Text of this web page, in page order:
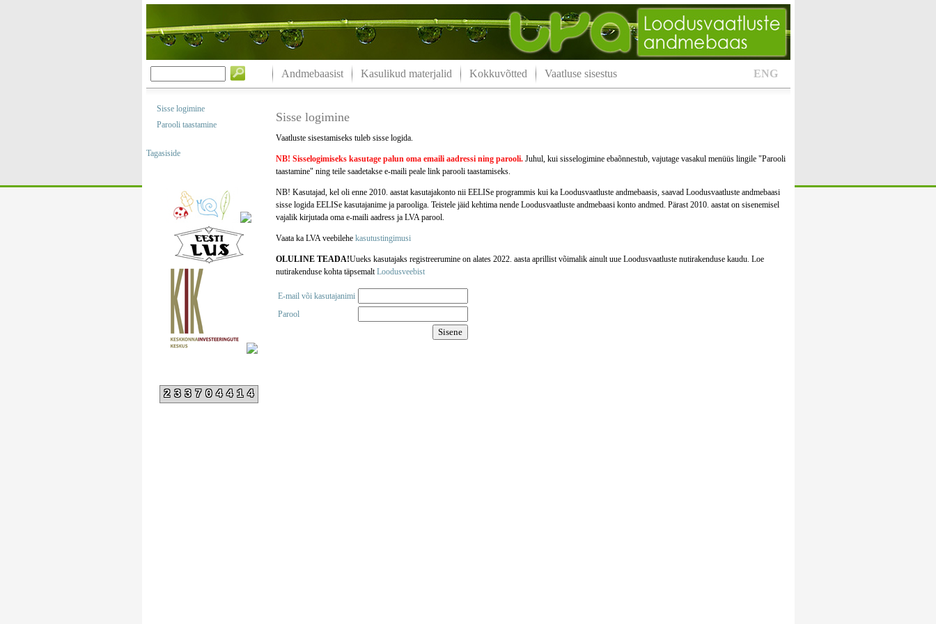
ENG
Andmebaasist Kasulikud materjalid Kokkuvõtted Vaatluse sisestus
Sisse logimine
Parooli taastamine
Tagasiside
233704414
Sisse logimine
Vaatluste sisestamiseks tuleb sisse logida.
NB! Sisselogimiseks kasutage palun oma emaili aadressining parooli.Juhul, kui sisselogimine ebaõnnestub, vajutage vasakul menüüs lingile "Parooli
taastamine" ning teile saadetakse e-maili peale link parooli taastamiseks.
NB! Kasutajad, kel oli enne 2010. aastat kasutajakonto nii EELISe programmis kui ka Loodusvaatluste andmebaasis, saavad Loodusvaatluste andmebaasi
sisse logida EELISe kasutajanime ja parooliga. Teistele jäid kehtima nende Loodusvaatluste andmebaasi konto andmed. Pärast 2010. aastat on sisenemisel
vajalik kirjutada oma e-maili aadress ja LVA parool.
Vaata ka LVA veebilehe kasutustingimusi
OLULINE TEADA!Uueks kasutajaks registreerumine on alates 2022. aasta aprillist võimalik ainult uue Loodusvaatluste nutirakenduse kaudu. Loe
nutirakenduse kohta täpsemaltLoodusveebist
E-mail või kasutajanimi
Parool